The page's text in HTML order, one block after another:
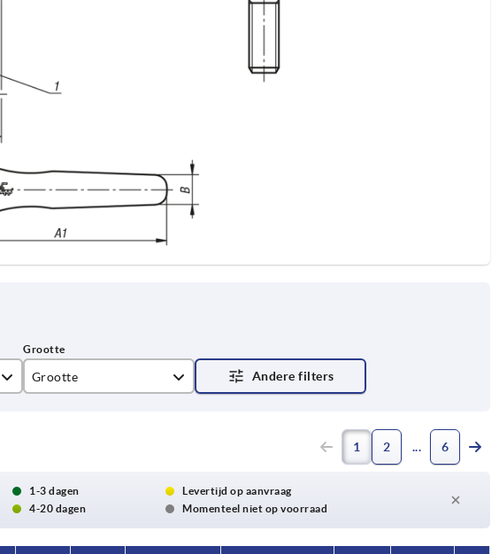
Grootte
2
1 2 6
1-3 dagen
Levertijd op aanvraag
4-20 dagen
Momenteel niet op voorraad